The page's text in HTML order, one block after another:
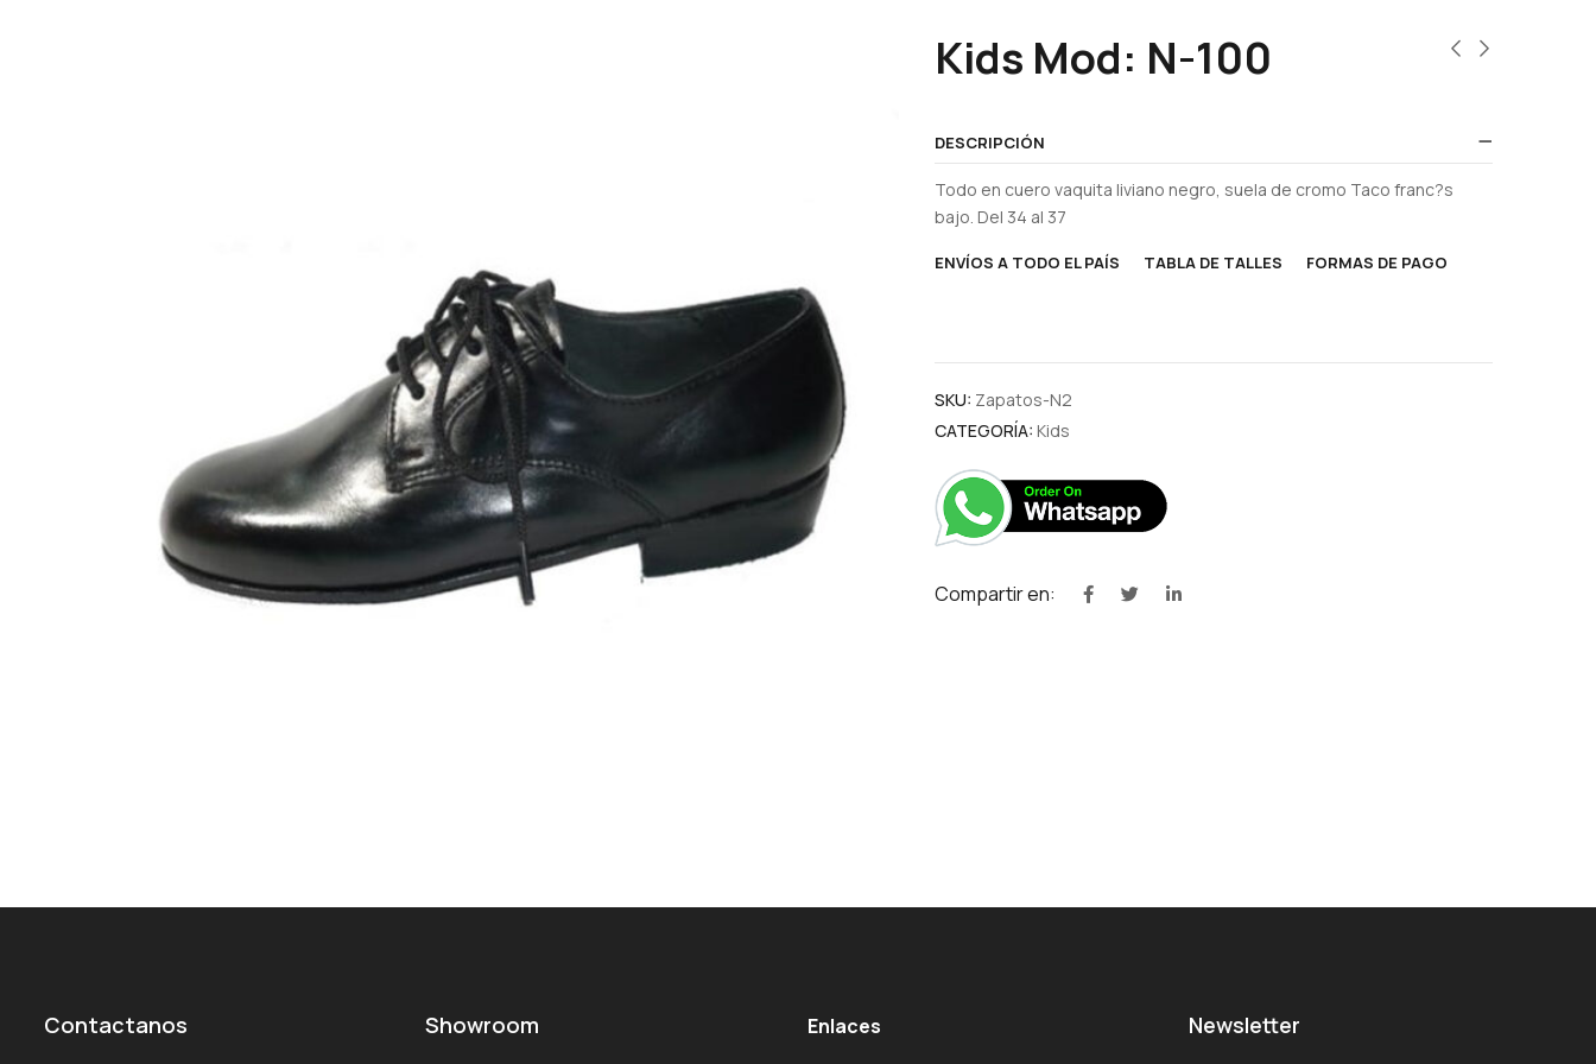
Kids Mod: N-100
DESCRIPCIÓN
Todo en cuero vaquita liviano negro, suela de cromo Taco franc?s
bajo. Del 34 al 37
ENVÍOS A TODO EL PAÍS TABLA DE TALLES FORMAS DE PAGO
SKU: Zapatos-N2
CATEGORÍA: Kids
Compartir en:
Contactanos Showroom Enlaces Newsletter